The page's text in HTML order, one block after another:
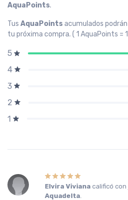
AquaPoints.
Tus AquaPointsacumulados
tu próxima compra. ( 1 AquaPoints = 1
5
4
3
2
1
Elvira Vivianacalificó con
Aquadelta.